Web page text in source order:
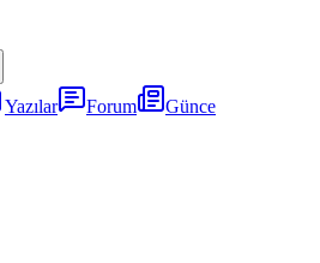
Yazılar Forum
Günce